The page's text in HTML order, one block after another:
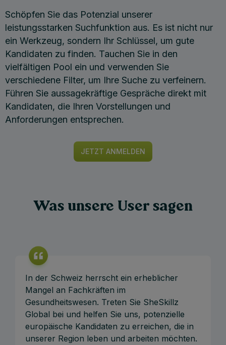
Schöpfen Sie das Potenzial unserer
leistungsstarken Suchfunktion aus. Es ist nicht nur
ein Werkzeug, sondern Ihr Schlüssel, um gute
Kandidaten zu finden. Tauchen Sie in den
vielfältigen Pool ein und verwenden Sie
verschiedene Filter, um Ihre Suche zu verfeinern.
Führen Sie aussagekräftige Gespräche direkt mit
Kandidaten, die Ihren Vorstellungen und
Anforderungen entsprechen.
JETZT ANMELDEN
Was unsere User sagen
In der Schweiz herrscht ein erheblicher
Mangel an Fachkräften im
Gesundheitswesen. Treten Sie SheSkillz
Global bei und helfen Sie uns, potenzielle
europäische Kandidaten zu erreichen, die in
unserer Region leben und arbeiten möchten.